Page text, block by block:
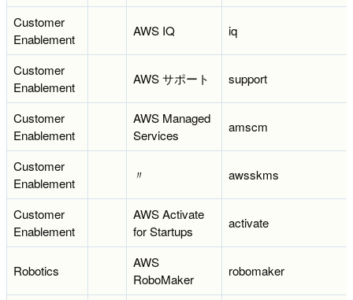
Customer
Enablement
AWS IQ iq
Customer
Enablement
AWS サポート support
Customer
Enablement
AWS Managed
Services
amscm
Customer
Enablement
〃 awsskms
Customer
Enablement
AWS Activate
for Startups
activate
Robotics
AWS
RoboMaker
robomaker